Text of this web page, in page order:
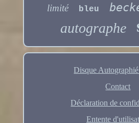
limité bleu
autographe
Disque
Contact
Déclaration de
Entente